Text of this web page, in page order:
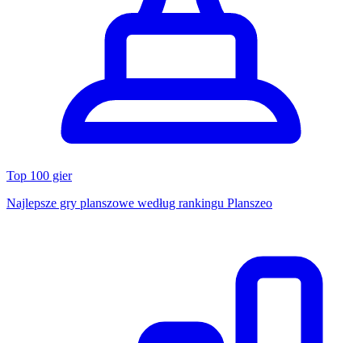
Top 100 gier
Najlepsze gry planszowe według rankingu Planszeo